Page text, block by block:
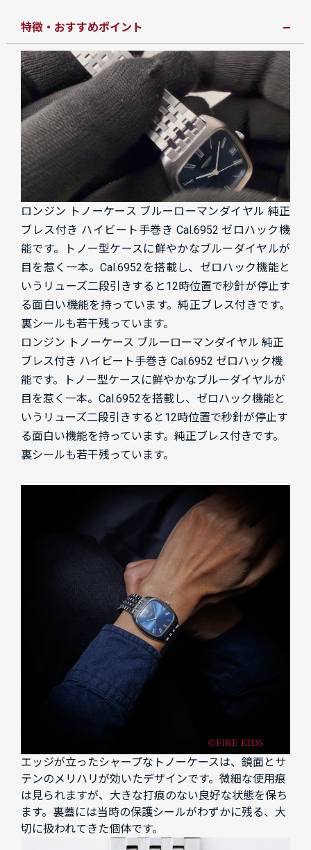
特徴・おすすめポイント
ロンジン トノーケース ブルーローマンダイヤル 純正
ブレス付き ハイビート手巻き Cal.6952 ゼロハック機
能です。トノー型ケースに鮮やかなブルーダイヤルが
目を惹く一本。Cal.6952を搭載し、ゼロハック機能と
いうリューズ二段引きすると12時位置で秒針が停止す
る面白い機能を持っています。純正ブレス付きです。
裏シールも若干残っています。
ロンジン トノーケース ブルーローマンダイヤル 純正
ブレス付き ハイビート手巻き Cal.6952 ゼロハック機
能です。トノー型ケースに鮮やかなブルーダイヤルが
目を惹く一本。Cal.6952を搭載し、ゼロハック機能と
いうリューズ二段引きすると12時位置で秒針が停止す
る面白い機能を持っています。純正ブレス付きです。
裏シールも若干残っています。
エッジが立ったシャープなトノーケースは、鏡面とサ
テンのメリハリが効いたデザインです。微細な使用痕
は見られますが、大きな打痕のない良好な状態を保ち
ます。裏蓋には当時の保護シールがわずかに残る、大
切に扱われてきた個体です。